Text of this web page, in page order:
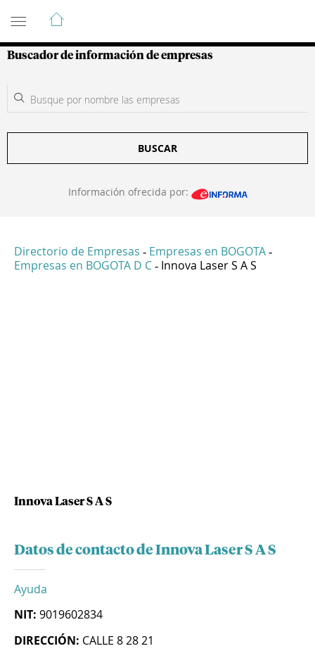
Guía de Empresas Colombianas
Buscador de información de empresas
BUSCAR
Información ofrecida por:
Directorio de Empresas - Empresas en BOGOTA -
Empresas en BOGOTA D C - Innova Laser S A S
Innova Laser S A S
Datos de contacto de Innova Laser S A S
Ayuda
NIT: 9019602834
DIRECCIÓN: CALLE 8 28 21